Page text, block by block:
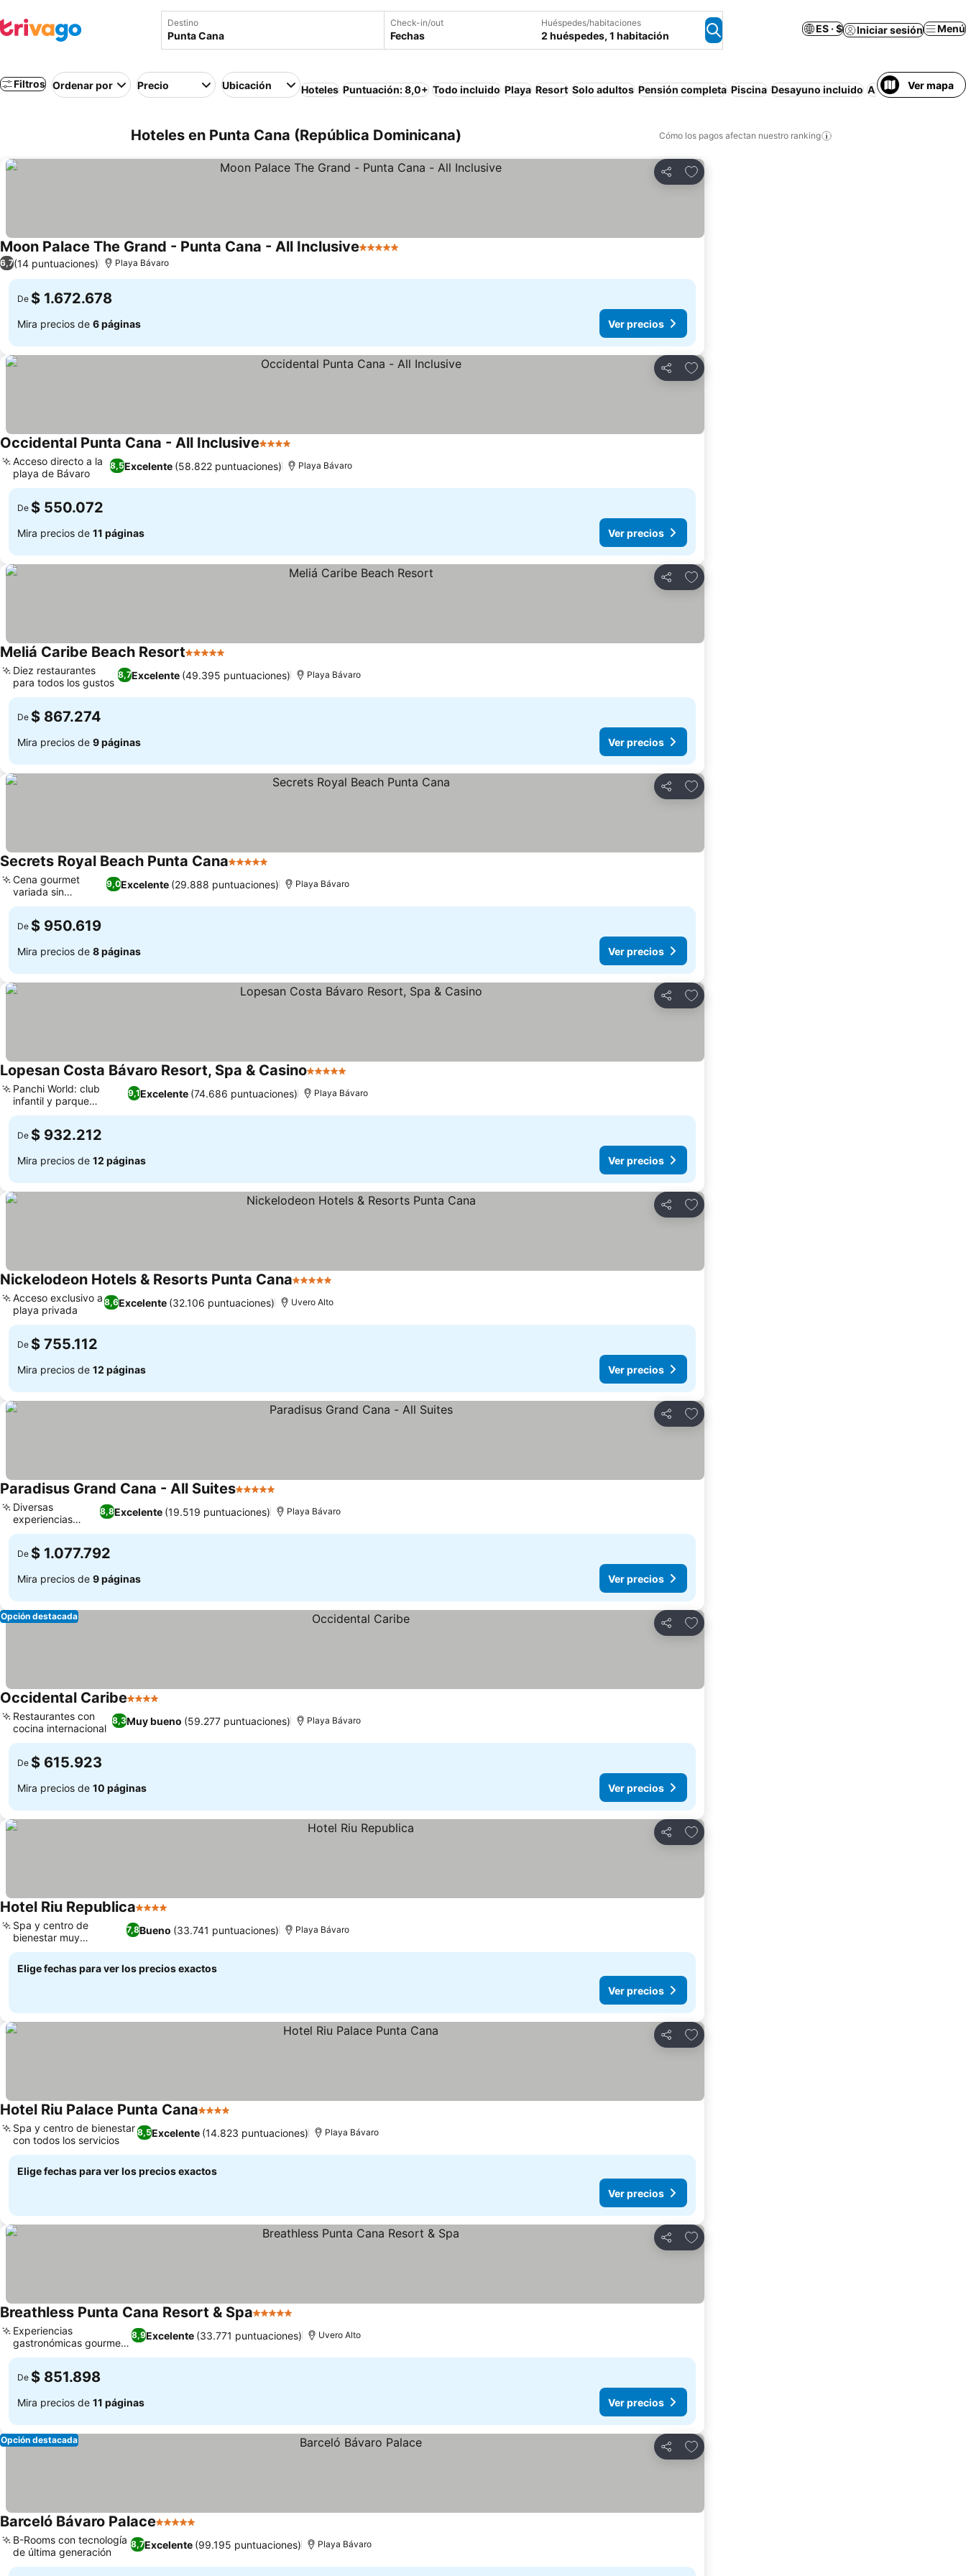
Destino Check-in/out
Fechas
Huéspedes/habitaciones
2 huéspedes, 1 habitación
ES · $ Iniciar sesión Menú
Filtros Ordenar por Precio Ubicación Hoteles Puntuación: 8,0+ Todo incluido Playa Resort Solo adultos Pensión completa Piscina Desayuno incluido ApartamentoVer mapa
Hoteles en Punta Cana (República Dominicana) Cómo los pagos afectan nuestro ranking
Compartir
Agregar a favoritos
Moon Palace The Grand - Punta Cana - All Inclusive5 Estrellas
6,7(14 puntuaciones) Playa Bávaro
De $ 1.672.678
Mira precios de 6 páginas Ver precios
Compartir
Agregar a favoritos
Occidental Punta Cana - All Inclusive4 Estrellas
8,5Excelente (58.822 puntuaciones)
Acceso directo a la
playa de Bávaro
Playa Bávaro
De $ 550.072
Mira precios de 11 páginas Ver precios
Compartir
Agregar a favoritos
Meliá Caribe Beach Resort5 Estrellas
8,7Excelente (49.395 puntuaciones)
Diez restaurantes
para todos los gustos
Playa Bávaro
De $ 867.274
Mira precios de 9 páginas Ver precios
Compartir
Agregar a favoritos
Secrets Royal Beach Punta Cana5 Estrellas
9,0Excelente (29.888 puntuaciones)
Cena gourmet
variada sin
reservas
Playa Bávaro
De $ 950.619
Mira precios de 8 páginas Ver precios
Compartir
Agregar a favoritos
Lopesan Costa Bávaro Resort, Spa & Casino5 Estrellas
9,1Excelente (74.686 puntuaciones)
Panchi World: club
infantil y parque
acuático
Playa Bávaro
De $ 932.212
Mira precios de 12 páginas Ver precios
Compartir
Agregar a favoritos
Nickelodeon Hotels & Resorts Punta Cana5 Estrellas
8,6Excelente (32.106 puntuaciones)
Acceso exclusivo a
playa privada
Uvero Alto
De $ 755.112
Mira precios de 12 páginas Ver precios
Compartir
Agregar a favoritos
Paradisus Grand Cana - All Suites5 Estrellas
8,8Excelente (19.519 puntuaciones)
Diversas
experiencias
culinarias
Playa Bávaro
De $ 1.077.792
Mira precios de 9 páginas Ver precios
Compartir
Agregar a favoritos
Opción destacada
Occidental Caribe4 Estrellas
8,3Muy bueno (59.277 puntuaciones)
Restaurantes con
cocina internacional
Playa Bávaro
De $ 615.923
Mira precios de 10 páginas Ver precios
Compartir
Agregar a favoritos
Hotel Riu Republica4 Estrellas
7,8Bueno (33.741 puntuaciones)
Spa y centro de
bienestar muy
completos
Playa Bávaro
Elige fechas para ver los precios exactos
Ver precios
Compartir
Agregar a favoritos
Hotel Riu Palace Punta Cana4 Estrellas
8,5Excelente (14.823 puntuaciones)
Spa y centro de bienestar
con todos los servicios
Playa Bávaro
Elige fechas para ver los precios exactos
Ver precios
Compartir
Agregar a favoritos
Breathless Punta Cana Resort & Spa5 Estrellas
8,9Excelente (33.771 puntuaciones)
Experiencias
gastronómicas gourmet
variadas
Uvero Alto
De $ 851.898
Mira precios de 11 páginas Ver precios
Compartir
Agregar a favoritos
Opción destacada
Barceló Bávaro Palace5 Estrellas
8,7Excelente (99.195 puntuaciones)
B-Rooms con tecnología
de última generación
Playa Bávaro